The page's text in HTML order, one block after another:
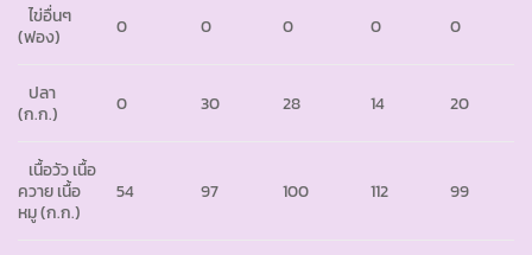
ไข่อื่นๆ
(ฟอง)
0 0 0 0 0
ปลา
(ก.ก.)
0 30 28 14 20
เนื้อวัว เนื้อ
ควาย เนื้อ
หมู (ก.ก.)
54 97 100 112 99